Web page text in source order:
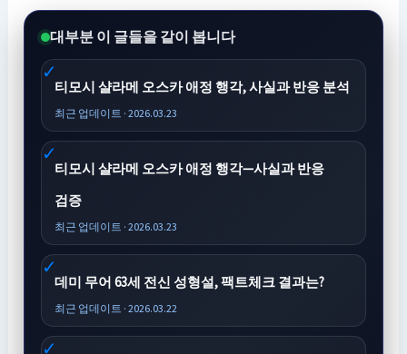
대부분 이 글들을 같이 봅니다
티모시 샬라메 오스카 애정 행각, 사실과 반응 분석
최근 업데이트 · 2026.03.23
티모시 샬라메 오스카 애정 행각—사실과 반응
검증
최근 업데이트 · 2026.03.23
데미 무어 63세 전신 성형설, 팩트체크 결과는?
최근 업데이트 · 2026.03.22